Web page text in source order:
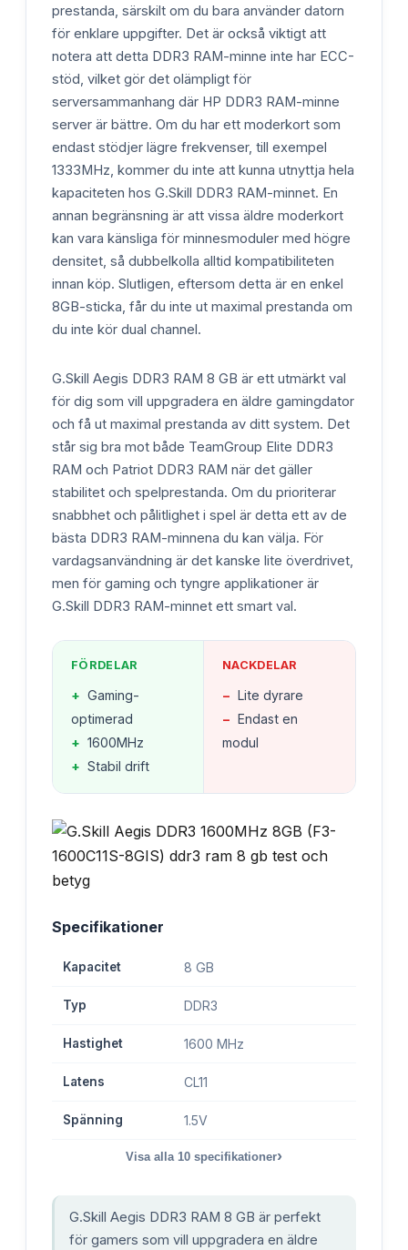
prestanda, särskilt om du bara använder datorn
för enklare uppgifter. Det är också viktigt att
notera att detta DDR3 RAM-minne inte har ECC-
stöd, vilket gör det olämpligt för
serversammanhang där HP DDR3 RAM-minne
server är bättre. Om du har ett moderkort som
endast stödjer lägre frekvenser, till exempel
1333MHz, kommer du inte att kunna utnyttja hela
kapaciteten hos G.Skill DDR3 RAM-minnet. En
annan begränsning är att vissa äldre moderkort
kan vara känsliga för minnesmoduler med högre
densitet, så dubbelkolla alltid kompatibiliteten
innan köp. Slutligen, eftersom detta är en enkel
8GB-sticka, får du inte ut maximal prestanda om
du inte kör dual channel.
G.Skill Aegis DDR3 RAM 8 GB är ett utmärkt val
för dig som vill uppgradera en äldre gamingdator
och få ut maximal prestanda av ditt system. Det
står sig bra mot både TeamGroup Elite DDR3
RAM och Patriot DDR3 RAM när det gäller
stabilitet och spelprestanda. Om du prioriterar
snabbhet och pålitlighet i spel är detta ett av de
bästa DDR3 RAM-minnena du kan välja. För
vardagsanvändning är det kanske lite överdrivet,
men för gaming och tyngre applikationer är
G.Skill DDR3 RAM-minnet ett smart val.
FÖRDELAR
+ Gaming-
optimerad
+ 1600MHz
+ Stabil drift
NACKDELAR
− Lite dyrare
− Endast en
modul
Specifikationer
Kapacitet 8 GB
Typ DDR3
Hastighet 1600 MHz
Latens CL11
Spänning 1.5V
Visa alla 10 specifikationer›
G.Skill Aegis DDR3 RAM 8 GB är perfekt
för gamers som vill uppgradera en äldre